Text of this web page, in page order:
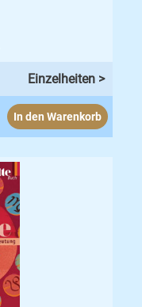
Einzelheiten >
In den Warenkorb